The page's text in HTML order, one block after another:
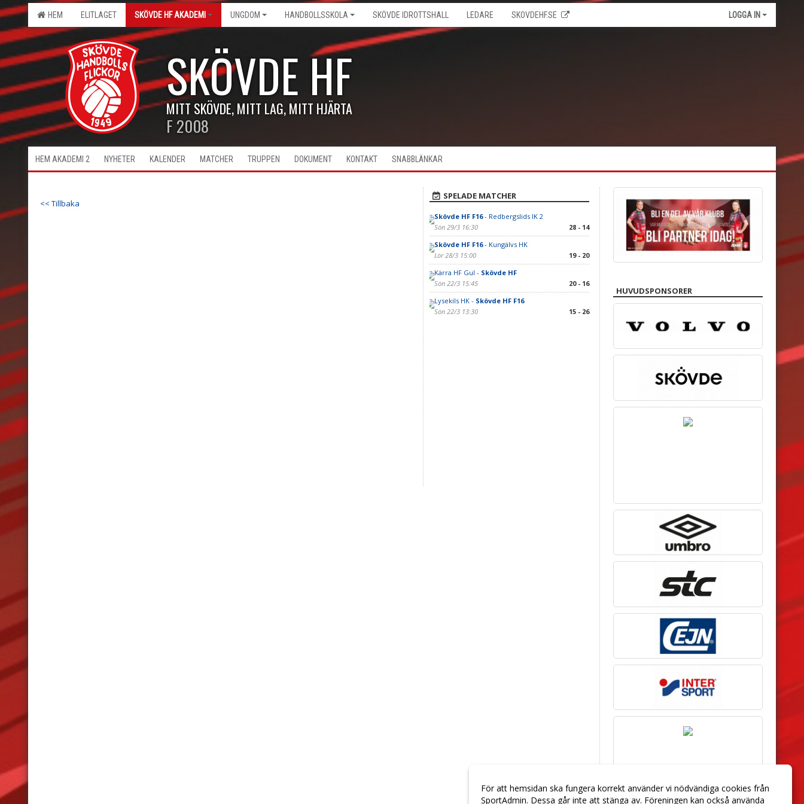
HEM ELITLAGET SKÖVDE HF AKADEMI UNGDOM HANDBOLLSSKOLA SKÖVDE IDROTTSHALL LEDARE SKOVDEHF.SE LOGGA IN
SKÖVDE HF
MITT SKÖVDE, MITT LAG, MITT HJÄRTA
F 2008
HEM AKADEMI 2 NYHETER KALENDER MATCHER TRUPPEN DOKUMENT KONTAKT SNABBLÄNKAR
<< Tillbaka
SPELADE MATCHER
Skövde HF F16- Redbergslids IK 2
Sön 29/3 16:30
28 - 14
Skövde HF F16- Kungälvs HK
Lör 28/3 15:00
19 - 20
Kärra HF Gul - Skövde HF
Sön 22/3 15:45
20 - 16
Lysekils HK - Skövde HF F16
Sön 22/3 13:30
15 - 26
HUVUDSPONSORER
För att hemsidan ska fungera korrekt använder vi nödvändiga cookies från
SportAdmin. Dessa går inte att stänga av. Föreningen kan också använda